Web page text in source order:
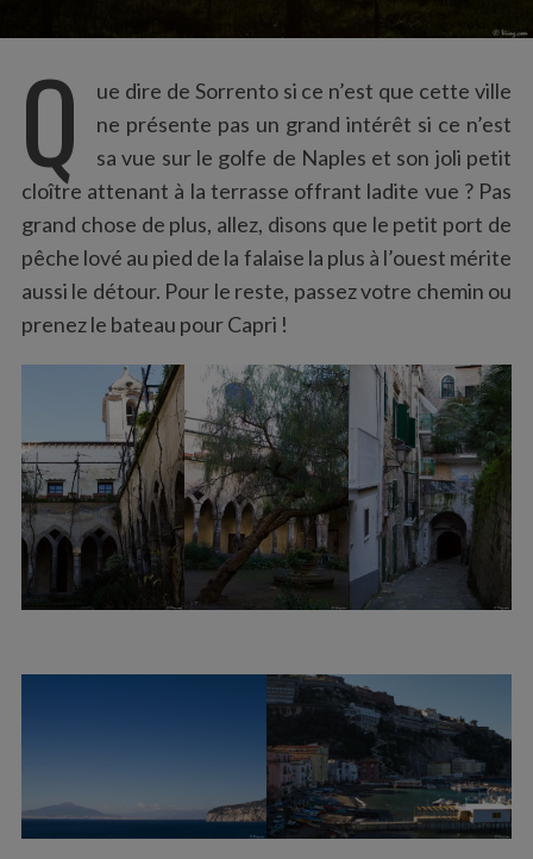
Q
ue dire de Sorrento si ce n’est que cette ville
ne présente pas un grand intérêt si ce n’est
sa vue sur le golfe de Naples et son joli petit
cloître attenant à la terrasse offrant ladite vue ? Pas
grand chose de plus, allez, disons que le petit port de
pêche lové au pied de la falaise la plus à l’ouest mérite
aussi le détour. Pour le reste, passez votre chemin ou
prenez le bateau pour Capri !